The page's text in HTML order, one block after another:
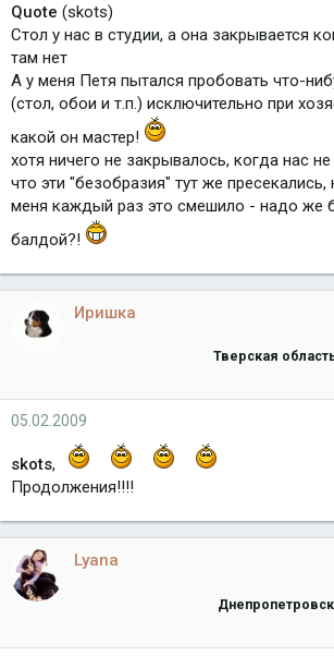
Quote (skots)
Стол у нас в студии, а она закрывается
там нет
А у меня Петя пытался пробовать что-
(стол, обои и т.п.) исключительно при
какой он мастер!
хотя ничего не закрывалось, когда нас
что эти "безобразия" тут же пресекались,
меня каждый раз это смешило - надо же
балдой?!
Иришка
Тверская
05.02.2009
skots,
Продолжения!!!!
Lyana
Днепропетровск